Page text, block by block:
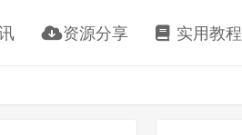
资源分享 实用教程